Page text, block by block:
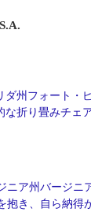
ダ州フォート・
な折り畳みチェ
ニア州バージ
抱き、自ら納得